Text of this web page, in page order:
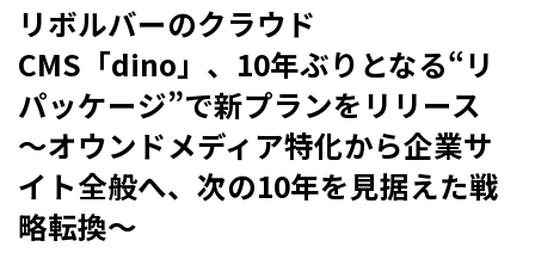
リボルバーのクラウド
CMS「dino」、10年ぶりとなる“リ
パッケージ”で新プランをリリース
〜オウンドメディア特化から企業サ
イト全般へ、次の10年を見据えた戦
略転換〜